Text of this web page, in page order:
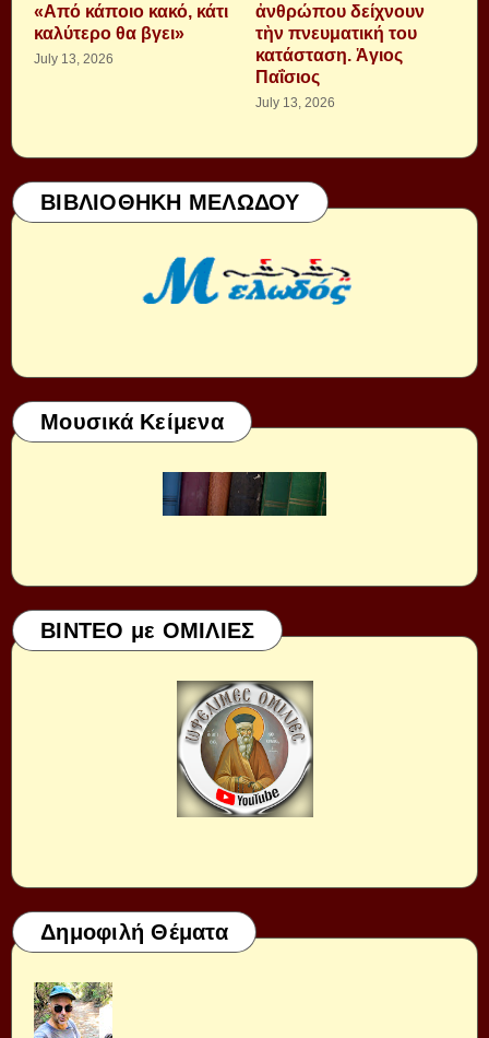
«Από κάποιο κακό, κάτι
καλύτερο θα βγει»
July 13, 2026
ἀνθρώπου δείχνουν
τὴν πνευματική του
κατάσταση. Ἁγιος
Παΐσιος
July 13, 2026
ΒΙΒΛΙΟΘΗΚΗ ΜΕΛΩΔΟΥ
Μουσικά Κείμενα
ΒΙΝΤΕΟ με ΟΜΙΛΙΕΣ
Δημοφιλή Θέματα